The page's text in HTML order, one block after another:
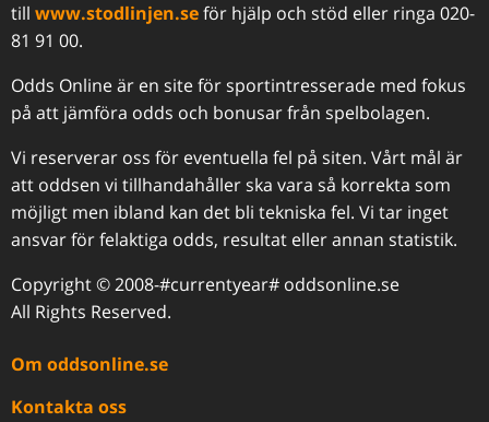
till www.stodlinjen.seför hjälp och stöd eller ringa 020-
81 91 00.
Odds Online är en site för sportintresserade med fokus
på att jämföra odds och bonusar från spelbolagen.
Vi reserverar oss för eventuella fel på siten. Vårt mål är
att oddsen vi tillhandahåller ska vara så korrekta som
möjligt men ibland kan det bli tekniska fel. Vi tar inget
ansvar för felaktiga odds, resultat eller annan statistik.
Copyright © 2008-#currentyear# oddsonline.se
All Rights Reserved.
Om oddsonline.se
Kontakta oss